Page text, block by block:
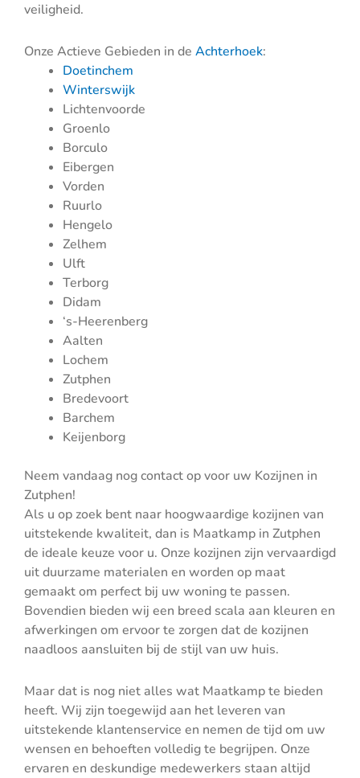
veiligheid.
Onze Actieve Gebieden in de Achterhoek:
Doetinchem
Winterswijk
Lichtenvoorde
Groenlo
Borculo
Eibergen
Vorden
Ruurlo
Hengelo
Zelhem
Ulft
Terborg
Didam
‘s-Heerenberg
Aalten
Lochem
Zutphen
Bredevoort
Barchem
Keijenborg
Neem vandaag nog contact op voor uw Kozijnen in
Zutphen!
Als u op zoek bent naar hoogwaardige kozijnen van
uitstekende kwaliteit, dan is Maatkamp in Zutphen
de ideale keuze voor u. Onze kozijnen zijn vervaardigd
uit duurzame materialen en worden op maat
gemaakt om perfect bij uw woning te passen.
Bovendien bieden wij een breed scala aan kleuren en
afwerkingen om ervoor te zorgen dat de kozijnen
naadloos aansluiten bij de stijl van uw huis.
Maar dat is nog niet alles wat Maatkamp te bieden
heeft. Wij zijn toegewijd aan het leveren van
uitstekende klantenservice en nemen de tijd om uw
wensen en behoeften volledig te begrijpen. Onze
ervaren en deskundige medewerkers staan altijd